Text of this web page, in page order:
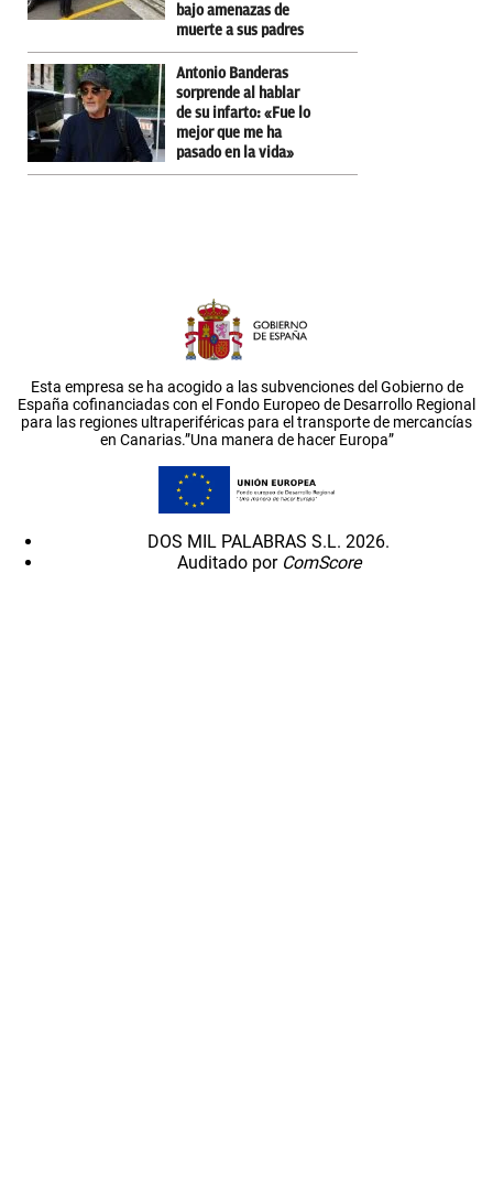
bajo amenazas de
muerte a sus padres
Antonio Banderas
sorprende al hablar
de su infarto: «Fue lo
mejor que me ha
pasado en la vida»
Esta empresa se ha acogido a las subvenciones del Gobierno de
España cofinanciadas con el Fondo Europeo de Desarrollo Regional
para las regiones ultraperiféricas para el transporte de mercancías
en Canarias.”Una manera de hacer Europa”
DOS MIL PALABRAS S.L. 2026.
Auditado por ComScore